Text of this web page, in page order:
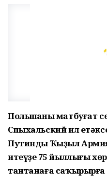
Польшаның матбуғат
Спыхальский ил
Путинды Ҡыҙыл
итеүҙең 75 йыллығы
тантанаға